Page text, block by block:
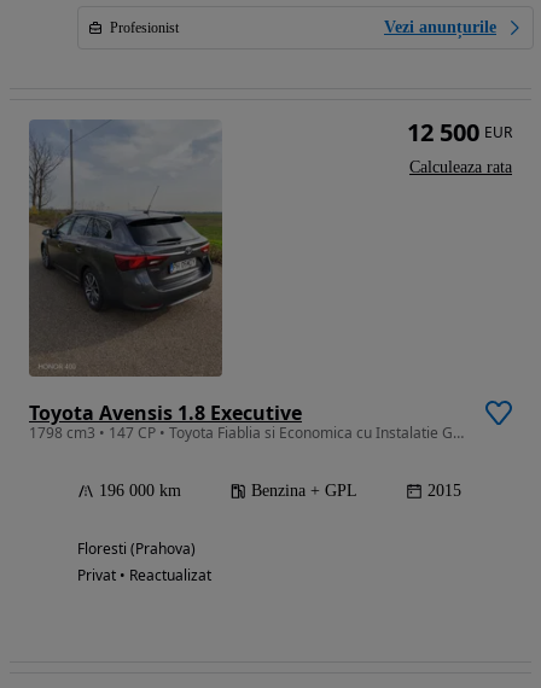
Profesionist Vezi anunțurile
Toyota Avensis 1.8 Executive
1798 cm3 • 147 CP • Toyota Fiablia si Economica cu Instalatie GPL in Garantie
196 000 km Benzina + GPL 2015
Floresti (Prahova)
Privat • Reactualizat
12 500 EUR
Calculeaza rata